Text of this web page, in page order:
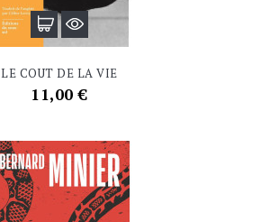
LE COUT DE LA VIE
Prix
11,00 €